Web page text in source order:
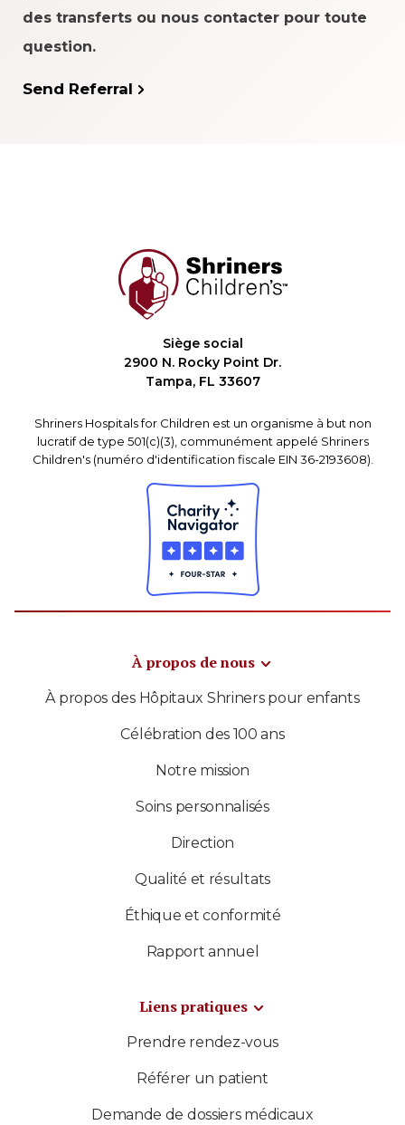
des transferts ou nous contacter pour toute
question.
Send Referral
Siège social
2900 N. Rocky Point Dr.
Tampa, FL 33607
Shriners Hospitals for Children est un organisme à but non
lucratif de type 501(c)(3), communément appelé Shriners
Children's (numéro d'identification fiscale EIN 36-2193608).
À propos de nous
À propos des Hôpitaux Shriners pour enfants
Célébration des 100 ans
Notre mission
Soins personnalisés
Direction
Qualité et résultats
Éthique et conformité
Rapport annuel
Liens pratiques
Prendre rendez-vous
Référer un patient
Demande de dossiers médicaux